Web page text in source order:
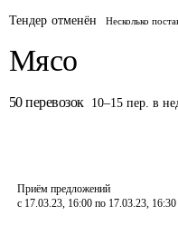
Тендер отменён Несколько
Мясо
50 перевозок 10–15 пер. в
Приём предложений
с 17.03.23, 16:00 по 17.03.23, 16:30